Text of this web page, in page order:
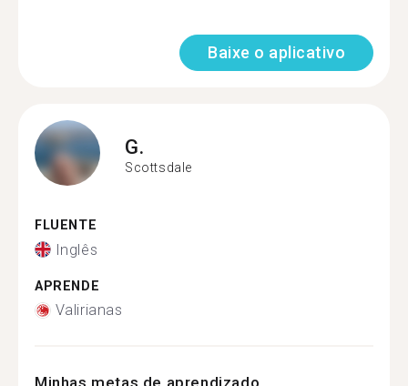
Baixe o aplicativo
G.
Scottsdale
FLUENTE
Inglês
APRENDE
Valirianas
Minhas metas de aprendizado